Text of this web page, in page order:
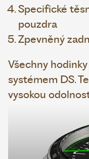
Specifické
pouzdra
Zpevněný
Všechny
systémem DS.
vysokou